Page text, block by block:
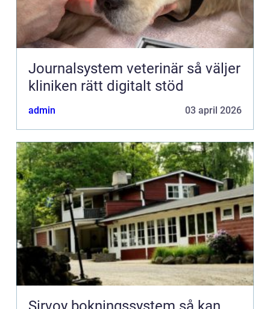
Journalsystem veterinär så väljer
kliniken rätt digitalt stöd
admin 03 april 2026